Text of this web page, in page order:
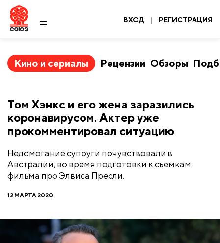
ВХОД | РЕГИСТРАЦИЯ
Кино и сериалы Рецензии Обзоры
Том Хэнкс и его жена заразились
коронавирусом. Актер уже
прокомментировал ситуацию
Недомогание супруги почувствовали в
Австралии, во время подготовки к съемкам
фильма про Элвиса Пресли.
12 МАРТА 2020